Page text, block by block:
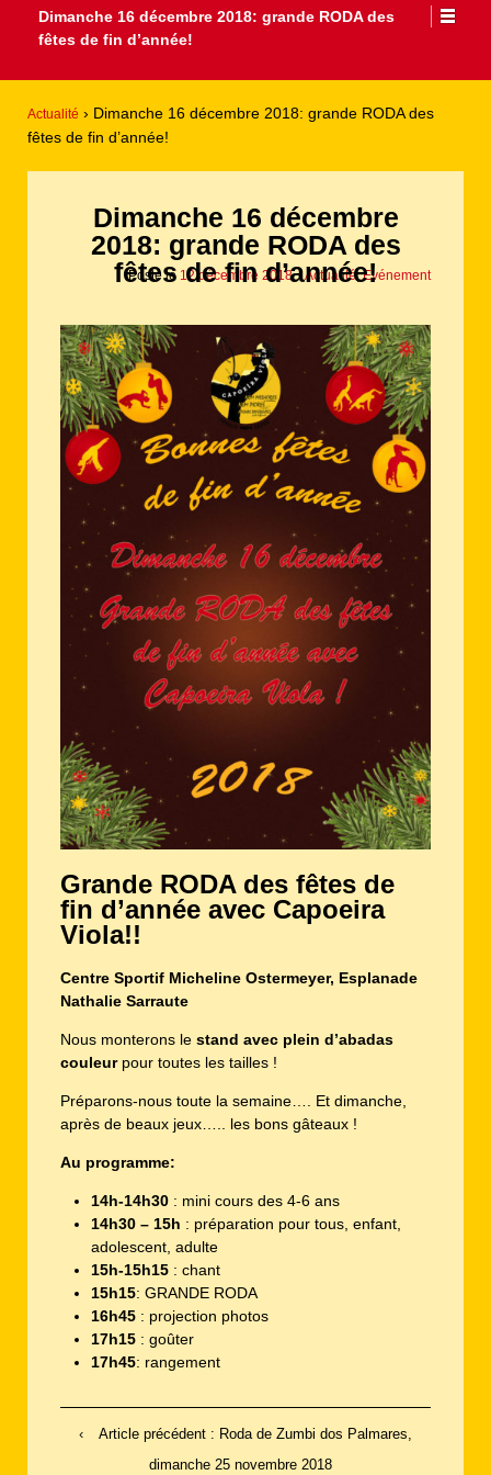
Dimanche 16 décembre 2018: grande RODA des
fêtes de fin d’année!
Actualité › Dimanche 16 décembre 2018: grande RODA des
fêtes de fin d’année!
Dimanche 16 décembre
2018: grande RODA des
fêtes de fin d’année!
Posté le 12 décembre 2018 -Actualité,Evénement
Grande RODA des fêtes de
fin d’année avec Capoeira
Viola!!
Centre Sportif Micheline Ostermeyer, Esplanade
Nathalie Sarraute
Nous monterons le stand avec plein d’abadas
couleurpour toutes les tailles !
Préparons-nous toute la semaine…. Et dimanche,
après de beaux jeux….. les bons gâteaux !
Au programme:
14h-14h30 : mini cours des 4-6 ans
14h30 – 15h : préparation pour tous, enfant,
adolescent, adulte
15h-15h15 : chant
15h15: GRANDE RODA
16h45 : projection photos
17h15 : goûter
17h45: rangement
‹
Article précédent : Roda de Zumbi dos Palmares,
dimanche 25 novembre 2018